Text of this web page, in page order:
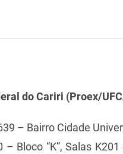
do Cariri (Proex/
– Bairro Cidade
Bloco “K”, Salas K201